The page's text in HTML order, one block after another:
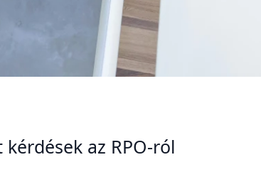
az RPO-ról